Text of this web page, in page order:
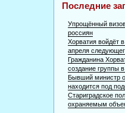
Последние
Упрощённый
россиян
Хорватия войдёт
апреля
Гражданина
создание группы
Бывший министр
находится под
Стариградское
охраняемым